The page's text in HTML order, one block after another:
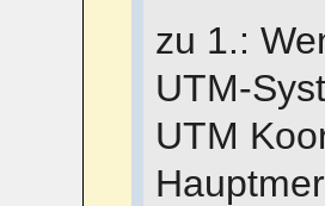
zu 1.:
UTM-
UTM